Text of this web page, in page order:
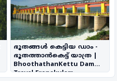
ഭൂതങ്ങൾ കെട്ടിയ ഡാം -
ഭൂതത്താൻകെട്ട് യാത്ര |
BhoothathanKettu Dam
Travel Eranakulam